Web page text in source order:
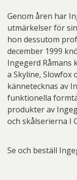
Genom åren har
utmärkelser för
hon dessutom
december 1999
Ingegerd
a Skyline, Slowfox
kännetecknas av
funktionella
produkter av
och skålserierna I
Se och beställ